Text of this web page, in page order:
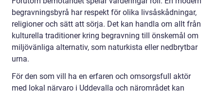
begravningsbyrå har respekt för olika livsåskådningar,
religioner och sätt att sörja. Det kan handla om allt från
kulturella traditioner kring begravning till önskemål om
miljövänliga alternativ, som naturkista eller nedbrytbar
urna.
För den som vill ha en erfaren och omsorgsfull aktör
med lokal närvaro i Uddevalla och närområdet kan